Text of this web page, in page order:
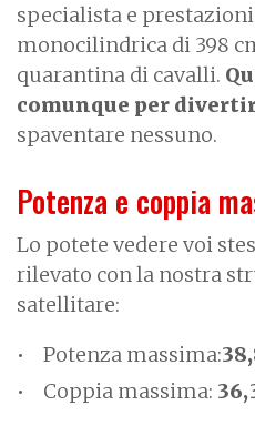
specialista e
monocilindrica di 398
quarantina di cavalli.
comunque per
spaventare nessuno.
Potenza e coppia
Lo potete vedere voi
rilevato con la nostra
satellitare:
Potenza massima:
Coppia massima: